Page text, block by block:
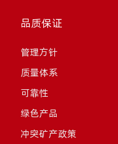
品质保证
管理方针
质量体系
可靠性
绿色产品
冲突矿产政策